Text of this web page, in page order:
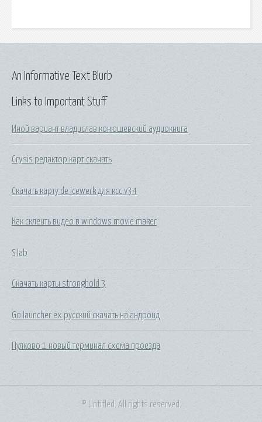
Links to Important Stuff
Иной вариант владислав конюшевский аудиокнига
Crysis редактор карт скачать
Скачать карту de icewerk для ксс v34
Как склеить видео в windows movie maker
S lab
Скачать карты stronghold 3
Go launcher ex русский скачать на андроид
Пулково 1 новый терминал схема проезда
An Informative Text Blurb
© Untitled. All rights reserved.